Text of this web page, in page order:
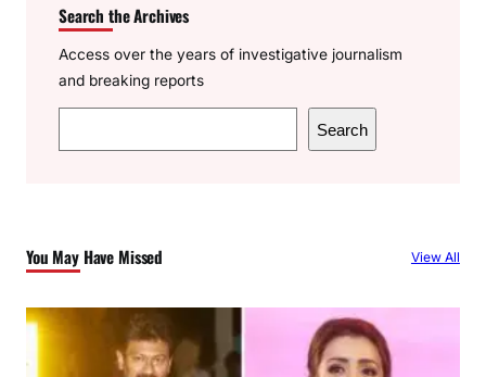
Search the Archives
Access over the years of investigative journalism
and breaking reports
e
h
Search
You May Have Missed View All